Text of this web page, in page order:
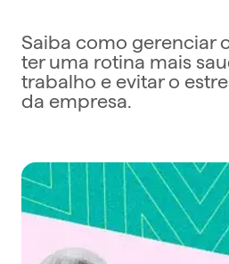
Saiba como gerenciar
ter uma rotina mais
trabalho e evitar o
da empresa.